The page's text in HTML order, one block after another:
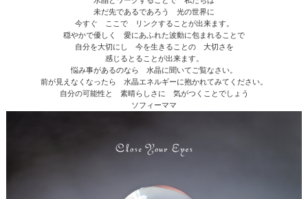
未だ先であるであろう 光の世界に
今すぐ ここで リンクすることが出来ます。
穏やかで優しく 愛にあふれた波動に包まれることで
自分を大切にし 今を生きることの 大切さを
感じるとることが出来ます。
悩み事があるのなら 水晶に聞いてご覧なさい。
前が見えなくなったら 水晶エネルギーに抱かれてみてください。
自分の可能性と 素晴らしさに 気がつくことでしょう
ソフィーママ